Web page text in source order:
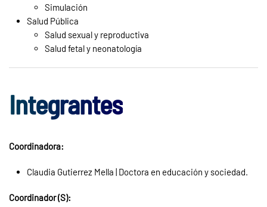
Simulación
Salud Pública
Salud sexual y reproductiva
Salud fetal y neonatología
Integrantes
Coordinadora:
Claudia Gutierrez Mella | Doctora en educación y sociedad.
Coordinador (S):